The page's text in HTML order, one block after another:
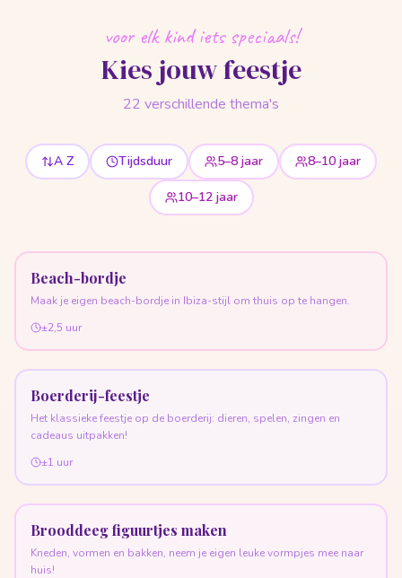
voor elk kind iets speciaals!
Kies jouw feestje
22 verschillende thema's
A Z Tijdsduur 5–8 jaar 8–10 jaar
10–12 jaar
Beach-bordje
Maak je eigen beach-bordje in Ibiza-stijl om thuis op te hangen.
±2,5 uur
Boerderij-feestje
Het klassieke feestje op de boerderij: dieren, spelen, zingen en
cadeaus uitpakken!
±1 uur
Brooddeeg figuurtjes maken
Kneden, vormen en bakken, neem je eigen leuke vormpjes mee naar
huis!